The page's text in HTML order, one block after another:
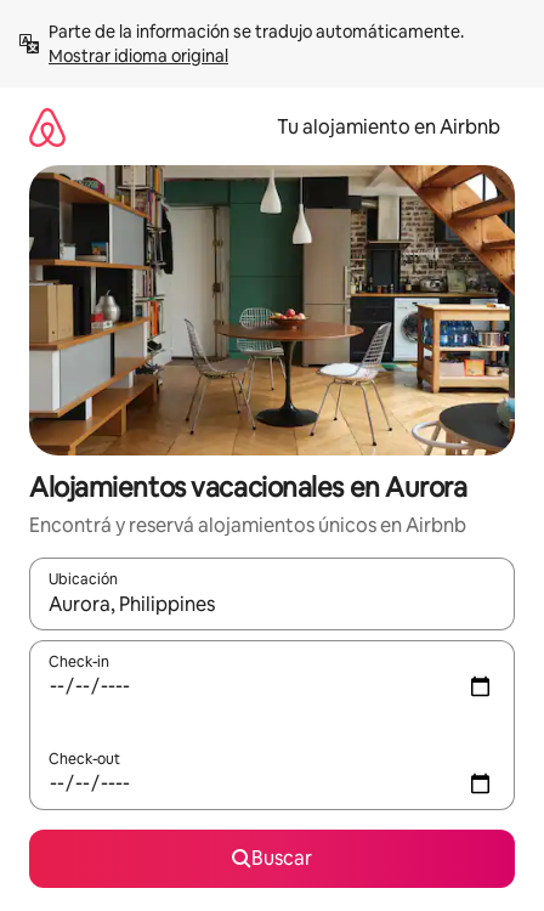
contenidoMostrar idioma original
Tu alojamiento en Airbnb
Alojamientos vacacionales en Aurora
Encontrá y reservá alojamientos únicos en Airbnb
Ubicación
Cuando los resultados estén disponibles, navegá con las
Check-in
Check-out
Buscar